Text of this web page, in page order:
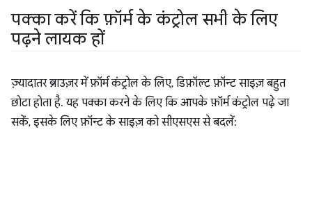
पक्का करें कि फ़ॉर्म के कंट्रोल सभी के लिए
पढ़ने लायक हों
ज़्यादातर ब्राउज़र में फ़ॉर्म कंट्रोल के लिए, डिफ़ॉल्ट फ़ॉन्ट साइज़ बहुत
छोटा होता है. यह पक्का करने के लिए कि आपके फ़ॉर्म कंट्रोल पढ़े जा
सकें, इसके लिए फ़ॉन्ट के साइज़ को सीएसएस से बदलें: